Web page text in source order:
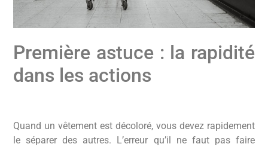
Première astuce : la rapidité
dans les actions
Quand un vêtement est décoloré, vous devez rapidement
le séparer des autres. L’erreur qu’il ne faut pas faire